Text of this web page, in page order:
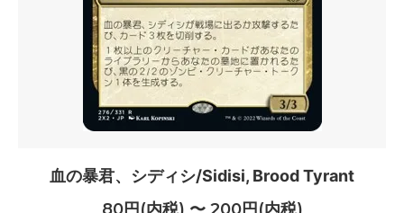
血の暴君、シディシ/Sidisi, Brood Tyrant